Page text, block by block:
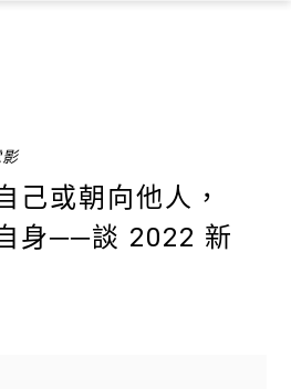
己或朝向他人，
身──談 2022 新